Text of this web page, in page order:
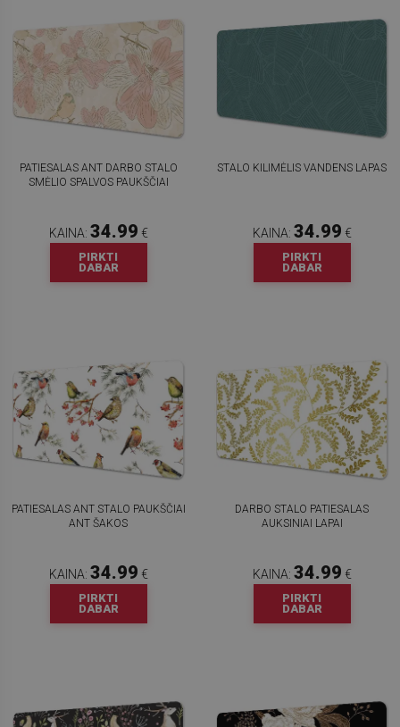
PATIESALAS ANT DARBO STALO
SMĖLIO SPALVOS PAUKŠČIAI
KAINA: 34.99 €
PIRKTI
DABAR
STALO KILIMĖLIS VANDENS LAPAS
KAINA: 34.99 €
PIRKTI
DABAR
PATIESALAS ANT STALO PAUKŠČIAI
ANT ŠAKOS
KAINA: 34.99 €
PIRKTI
DABAR
DARBO STALO PATIESALAS
AUKSINIAI LAPAI
KAINA: 34.99 €
PIRKTI
DABAR